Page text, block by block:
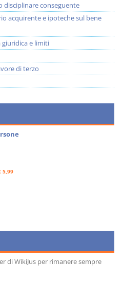
disciplinare conseguente
acquirente e ipoteche sul bene
e limiti
di terzo
5,99
di WikiJus per rimanere sempre